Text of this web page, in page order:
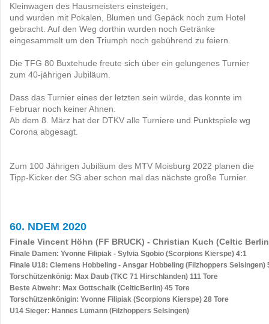
Kleinwagen des Hausmeisters einsteigen,
und wurden mit Pokalen, Blumen und Gepäck noch zum Hotel
gebracht. Auf den Weg dorthin wurden noch Getränke
eingesammelt um den Triumph noch gebührend zu feiern.
Die TFG 80 Buxtehude freute sich über ein gelungenes Turnier
zum 40-jährigen Jubiläum.
Dass das Turnier eines der letzten sein würde, das konnte im
Februar noch keiner Ahnen.
Ab dem 8. März hat der DTKV alle Turniere und Punktspiele wg
Corona abgesagt.
Zum 100 Jährigen Jubiläum des MTV Moisburg 2022 planen die
Tipp-Kicker der SG aber schon mal das nächste große Turnier.
60. NDEM 2020
Finale Vincent Höhn (FF BRUCK) - Christian Kuch (Celtic
Finale Damen: Yvonne Filipiak - Sylvia Sgobio (Scorpions Kierspe) 4:1
Finale U18: Clemens Hobbeling - Ansgar Hobbeling (Filzhoppers Selsingen)
Torschützenkönig: Max Daub (TKC 71 Hirschlanden) 111 Tore
Beste Abwehr: Max Gottschalk (CelticBerlin) 45 Tore
Torschützenkönigin: Yvonne Filipiak (Scorpions Kierspe) 28 Tore
U14 Sieger: Hannes Lümann (Filzhoppers Selsingen)